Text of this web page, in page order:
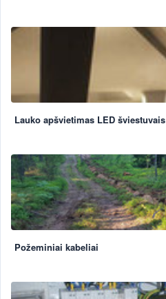
Lauko apšvietimas LED šviestuvais
Požeminiai kabeliai